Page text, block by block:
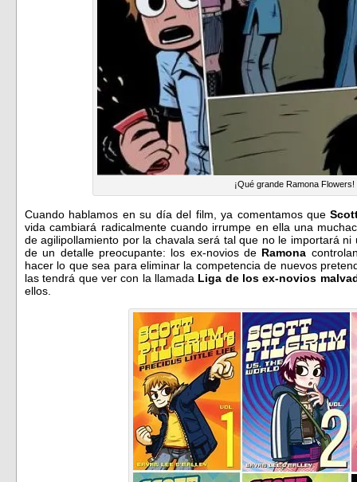
¡Qué grande Ramona Flowers!
Cuando hablamos en su día del film, ya comentamos que
vida cambiará radicalmente cuando irrumpe en ella una
de agilipollamiento por la chavala será tal que no le importará
de un detalle preocupante: los ex-novios de Ramona
hacer lo que sea para eliminar la competencia de nuevos
las tendrá que ver con la llamada Liga de los ex-novios
ellos.